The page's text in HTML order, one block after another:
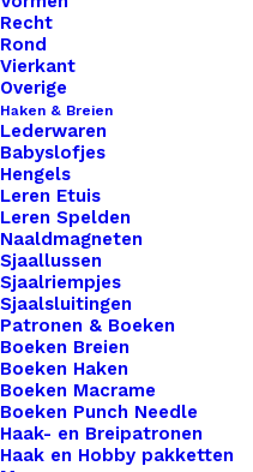
Recht
Rond
Vierkant
Overige
Haken & Breien
Lederwaren
Babyslofjes
Hengels
Leren Etuis
Leren Spelden
Naaldmagneten
Sjaallussen
Sjaalriempjes
Sjaalsluitingen
Patronen & Boeken
Boeken Breien
Boeken Haken
Boeken Macrame
Boeken Punch Needle
Haak- en Breipatronen
Haak en Hobby pakketten
Leren
Kopje
€1,00
Ingestanst label
Wil je je
een hoger niveau
prachtige leren labels,
voor al je creaties. Met
alleen een
werk, maar ook een
ambachtelijke